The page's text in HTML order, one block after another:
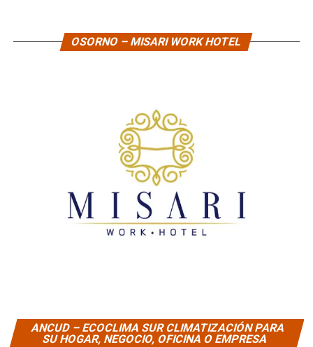
OSORNO – MISARI WORK HOTEL
ANCUD – ECOCLIMA SUR CLIMATIZACIÓN PARA
SU HOGAR, NEGOCIO, OFICINA O EMPRESA